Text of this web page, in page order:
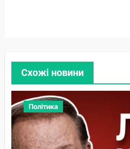
Схожі новини
Політика